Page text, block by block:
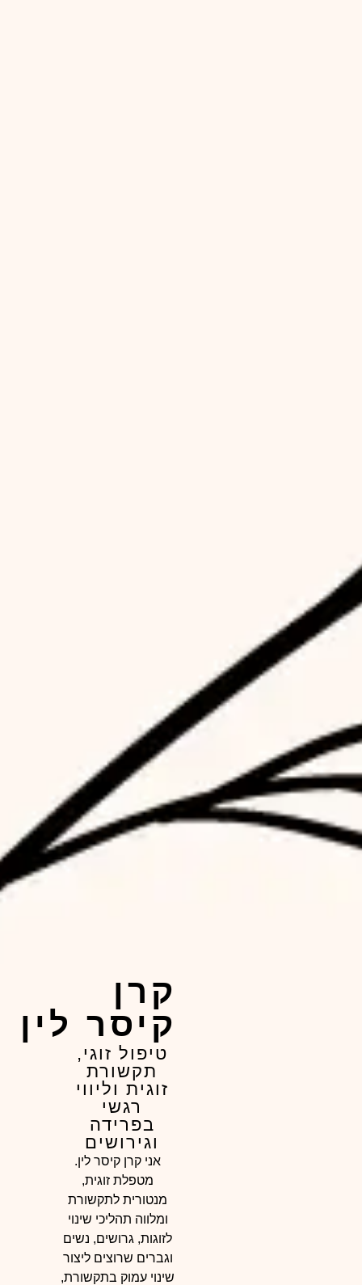
קרן
קיסר לין
טיפול זוגי,
תקשורת
זוגית וליווי
רגשי
בפרידה
וגירושים
אני קרן קיסר לין.
מטפלת זוגית,
מנטורית לתקשורת
ומלווה תהליכי שינוי
לזוגות, גרושים, נשים
וגברים שרוצים ליצור
שינוי עמוק בתקשורת,